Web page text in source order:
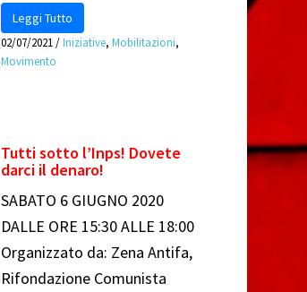
Leggi Tutto
02/07/2021/Iniziative, Mobilitazioni,
Movimento
Tutti sotto l’Inps! Dovete
darci il denaro!
SABATO 6 GIUGNO 2020
DALLE ORE 15:30 ALLE 18:00
Organizzato da: Zena Antifa,
Rifondazione Comunista